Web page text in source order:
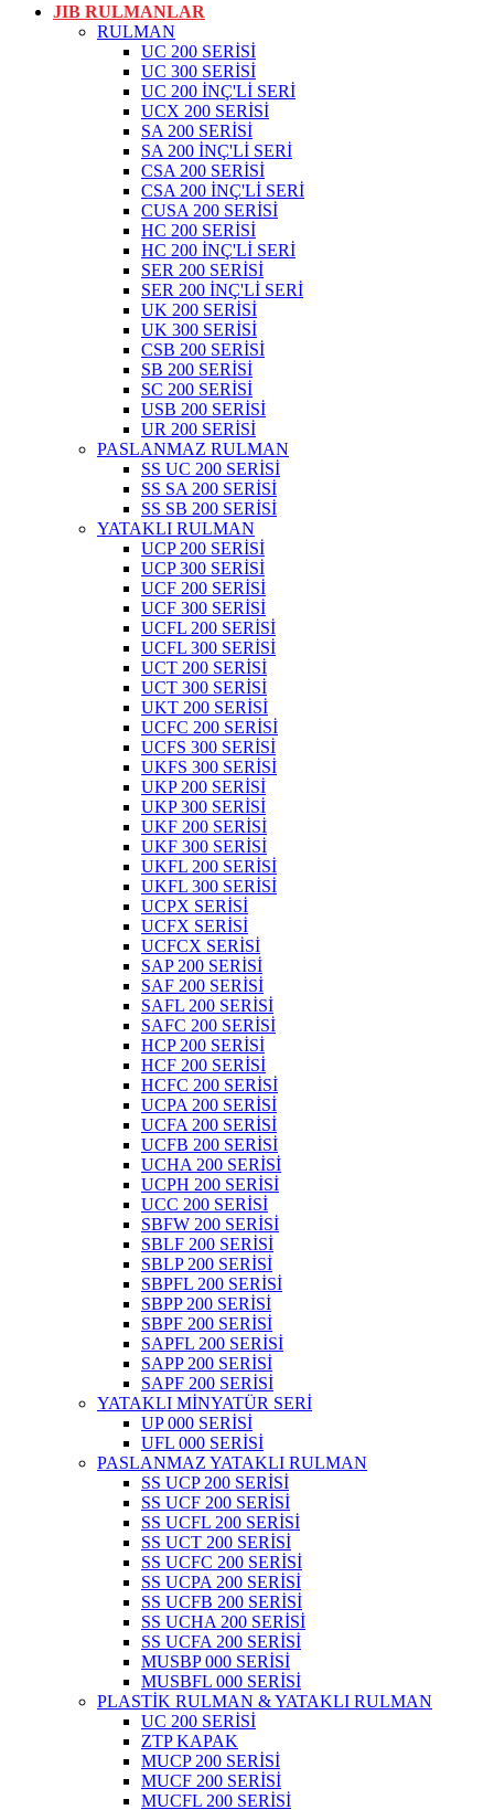
JIB RULMANLAR
RULMAN
UC 200 SERİSİ
UC 300 SERİSİ
UC 200 İNÇ'Lİ SERİ
UCX 200 SERİSİ
SA 200 SERİSİ
SA 200 İNÇ'Lİ SERİ
CSA 200 SERİSİ
CSA 200 İNÇ'Lİ SERİ
CUSA 200 SERİSİ
HC 200 SERİSİ
HC 200 İNÇ'Lİ SERİ
SER 200 SERİSİ
SER 200 İNÇ'Lİ SERİ
UK 200 SERİSİ
UK 300 SERİSİ
CSB 200 SERİSİ
SB 200 SERİSİ
SC 200 SERİSİ
USB 200 SERİSİ
UR 200 SERİSİ
PASLANMAZ RULMAN
SS UC 200 SERİSİ
SS SA 200 SERİSİ
SS SB 200 SERİSİ
YATAKLI RULMAN
UCP 200 SERİSİ
UCP 300 SERİSİ
UCF 200 SERİSİ
UCF 300 SERİSİ
UCFL 200 SERİSİ
UCFL 300 SERİSİ
UCT 200 SERİSİ
UCT 300 SERİSİ
UKT 200 SERİSİ
UCFC 200 SERİSİ
UCFS 300 SERİSİ
UKFS 300 SERİSİ
UKP 200 SERİSİ
UKP 300 SERİSİ
UKF 200 SERİSİ
UKF 300 SERİSİ
UKFL 200 SERİSİ
UKFL 300 SERİSİ
UCPX SERİSİ
UCFX SERİSİ
UCFCX SERİSİ
SAP 200 SERİSİ
SAF 200 SERİSİ
SAFL 200 SERİSİ
SAFC 200 SERİSİ
HCP 200 SERİSİ
HCF 200 SERİSİ
HCFC 200 SERİSİ
UCPA 200 SERİSİ
UCFA 200 SERİSİ
UCFB 200 SERİSİ
UCHA 200 SERİSİ
UCPH 200 SERİSİ
UCC 200 SERİSİ
SBFW 200 SERİSİ
SBLF 200 SERİSİ
SBLP 200 SERİSİ
SBPFL 200 SERİSİ
SBPP 200 SERİSİ
SBPF 200 SERİSİ
SAPFL 200 SERİSİ
SAPP 200 SERİSİ
SAPF 200 SERİSİ
YATAKLI MİNYATÜR SERİ
UP 000 SERİSİ
UFL 000 SERİSİ
PASLANMAZ YATAKLI RULMAN
SS UCP 200 SERİSİ
SS UCF 200 SERİSİ
SS UCFL 200 SERİSİ
SS UCT 200 SERİSİ
SS UCFC 200 SERİSİ
SS UCPA 200 SERİSİ
SS UCFB 200 SERİSİ
SS UCHA 200 SERİSİ
SS UCFA 200 SERİSİ
MUSBP 000 SERİSİ
MUSBFL 000 SERİSİ
PLASTİK RULMAN & YATAKLI RULMAN
UC 200 SERİSİ
ZTP KAPAK
MUCP 200 SERİSİ
MUCF 200 SERİSİ
MUCFL 200 SERİSİ